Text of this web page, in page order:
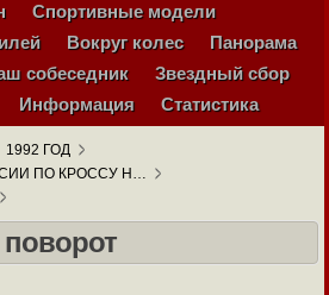
Спортивные модели
Вокруг колес
Панорама
собеседник
Звездный сбор
Информация Статистика
1992 ГОД
ПО КРОССУ Н…
поворот